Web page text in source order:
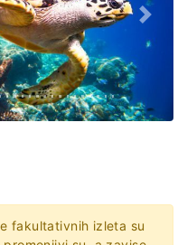
fakultativnih izleta su